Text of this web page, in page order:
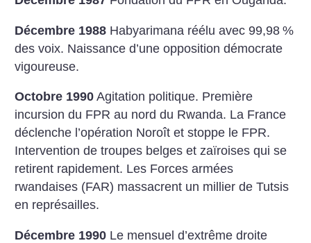
Décembre 1988 Habyarimana réélu avec 99,98 %
des voix. Naissance d’une opposition démocrate
vigoureuse.
Octobre 1990 Agitation politique. Première
incursion du FPR au nord du Rwanda. La France
déclenche l’opération Noroît et stoppe le FPR.
Intervention de troupes belges et zaïroises qui se
retirent rapidement. Les Forces armées
rwandaises (FAR) massacrent un millier de Tutsis
en représailles.
Décembre 1990 Le mensuel d’extrême droite